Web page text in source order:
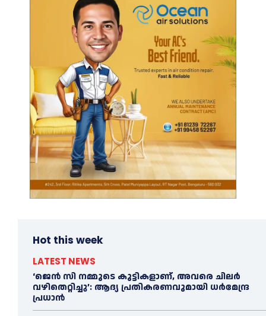
Hot this week
LATEST NEWS
‘ജെൻ സി നമ്മുടെ കുട്ടികളാണ്, അവരെ ചിലര്‍
വഴിതെറ്റിച്ചു’: ആദ്യ പ്രതികരണവുമായി ധര്‍മേന്ദ്ര
പ്രധാൻ